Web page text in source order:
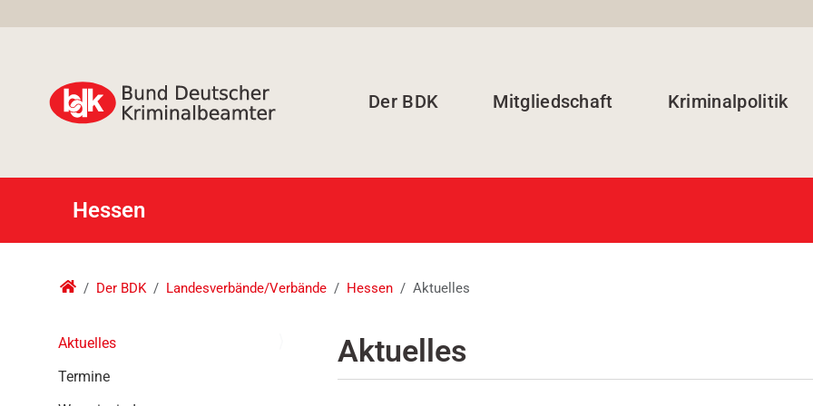
Der BDK Mitgliedschaft Kriminalpolitik
Hessen
Der BDK Landesverbände/Verbände Hessen Aktuelles
Aktuelles
Aktuelles
Termine